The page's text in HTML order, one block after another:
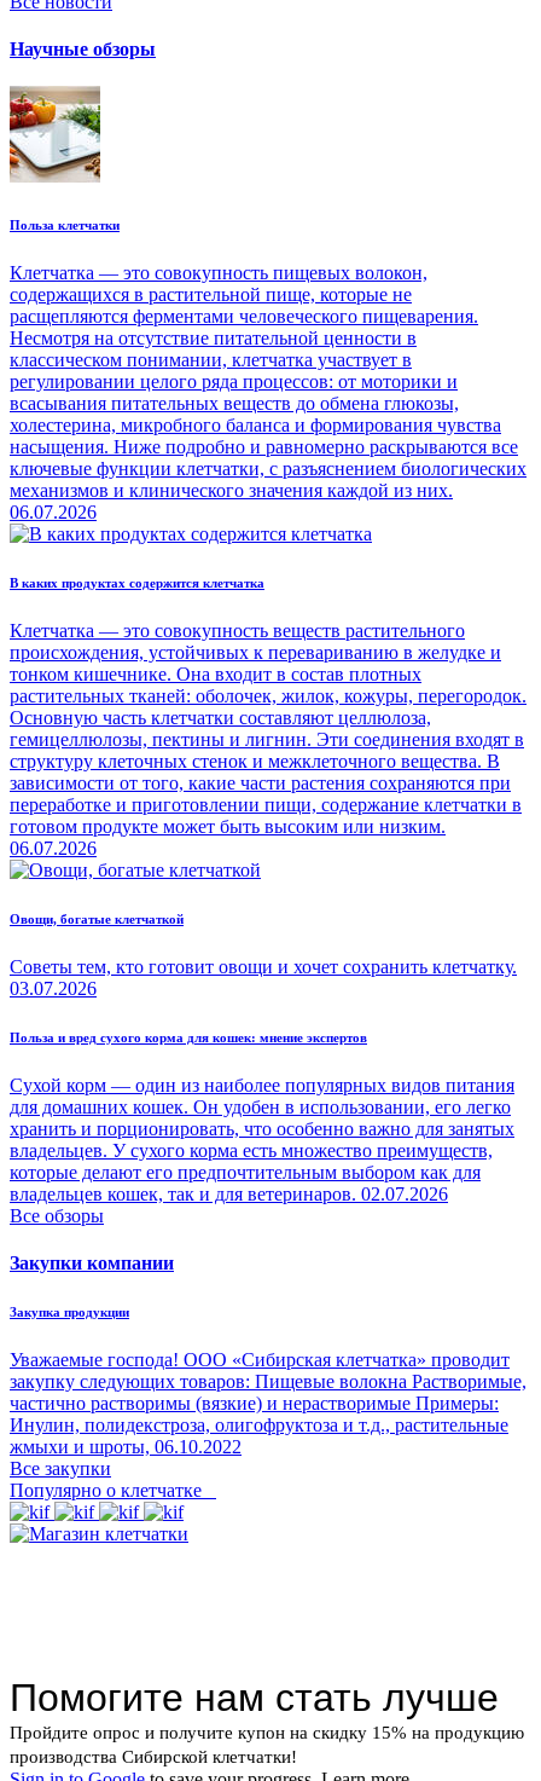
Научные обзоры
Польза клетчатки
Клетчатка — это совокупность пищевых волокон,
содержащихся в растительной пище, которые не
расщепляются ферментами человеческого пищеварения.
Несмотря на отсутствие питательной ценности в
классическом понимании, клетчатка участвует в
регулировании целого ряда процессов: от моторики и
всасывания питательных веществ до обмена глюкозы,
холестерина, микробного баланса и формирования чувства
насыщения. Ниже подробно и равномерно раскрываются все
ключевые функции клетчатки, с разъяснением биологических
механизмов и клинического значения каждой из них.
06.07.2026
В каких продуктах содержится клетчатка
Клетчатка — это совокупность веществ растительного
происхождения, устойчивых к перевариванию в желудке и
тонком кишечнике. Она входит в состав плотных
растительных тканей: оболочек, жилок, кожуры, перегородок.
Основную часть клетчатки составляют целлюлоза,
гемицеллюлозы, пектины и лигнин. Эти соединения входят в
структуру клеточных стенок и межклеточного вещества. В
зависимости от того, какие части растения сохраняются при
переработке и приготовлении пищи, содержание клетчатки в
готовом продукте может быть высоким или низким.
06.07.2026
Овощи, богатые клетчаткой
Советы тем, кто готовит овощи и хочет сохранить клетчатку.
03.07.2026
Польза и вред сухого корма для кошек: мнение экспертов
Сухой корм — один из наиболее популярных видов питания
для домашних кошек. Он удобен в использовании, его легко
хранить и порционировать, что особенно важно для занятых
владельцев. У сухого корма есть множество преимуществ,
которые делают его предпочтительным выбором как для
владельцев кошек, так и для ветеринаров. 02.07.2026
Все обзоры
Закупки компании
Закупка продукции
Уважаемые господа! ООО «Сибирская клетчатка» проводит
закупку следующих товаров: Пищевые волокна Растворимые,
частично растворимы (вязкие) и нерастворимые Примеры:
Инулин, полидекстроза, олигофруктоза и т.д., растительные
жмыхи и шроты, 06.10.2022
Все закупки
Популярно о клетчатке